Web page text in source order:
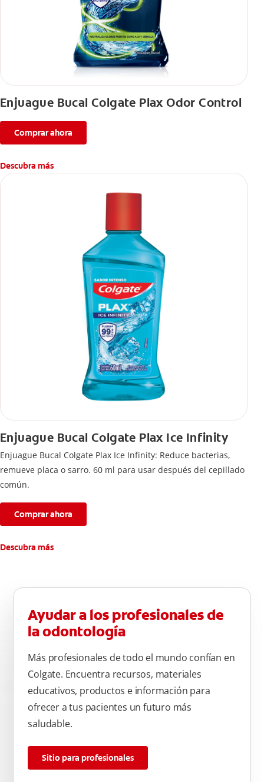
Enjuague Bucal Colgate Plax Odor Control
Comprar ahora
Descubra más
Enjuague Bucal Colgate Plax Ice Infinity
Enjuague Bucal Colgate Plax Ice Infinity: Reduce bacterias,
remueve placa o sarro. 60 ml para usar después del cepillado
común.
Comprar ahora
Descubra más
Ayudar a los profesionales de
la odontología
Más profesionales de todo el mundo confían en
Colgate. Encuentra recursos, materiales
educativos, productos e información para
ofrecer a tus pacientes un futuro más
saludable.
Sitio para profesionales